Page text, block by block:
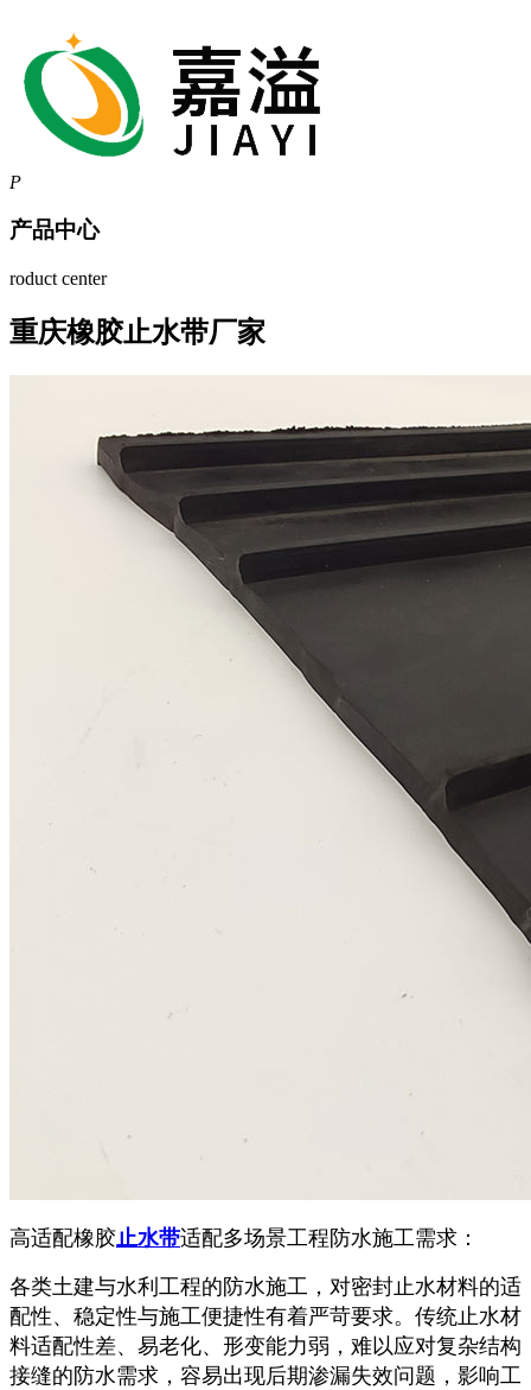
P
产品中心
roduct center
重庆橡胶止水带厂家
高适配橡胶止水带适配多场景工程防水施工需求 ：
各类土建与水利工程的防水施工，对密封止水材料的适
配性、稳定性与施工便捷性有着严苛要求。传统止水材
料适配性差、易老化、形变能力弱，难以应对复杂结构
接缝的防水需求，容易出现后期渗漏失效问题，影响工